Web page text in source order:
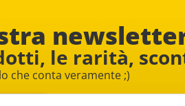
le rarità,
che conta veramente ;)